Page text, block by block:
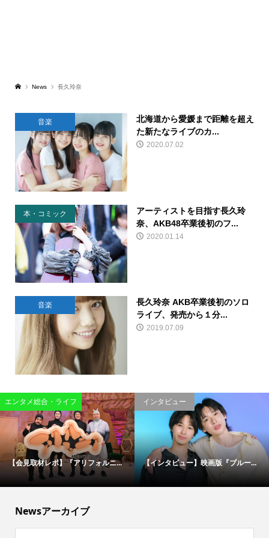
News 長久玲奈
音楽
北海道から愛媛まで距離を超え
た新たなライブのカ...
2020.07.02
本・コミック
アーティストを目指す長久玲
奈、AKB48卒業後初のフ...
2020.01.14
音楽
長久玲奈 AKB卒業後初のソロ
ライブ、発売から１分...
2019.07.09
エンタメ総合・ライフ
【会見取材レポ】『アリフォルニ...
インタビュー
【インタビュー】映画版『ブルー...
Newsアーカイブ